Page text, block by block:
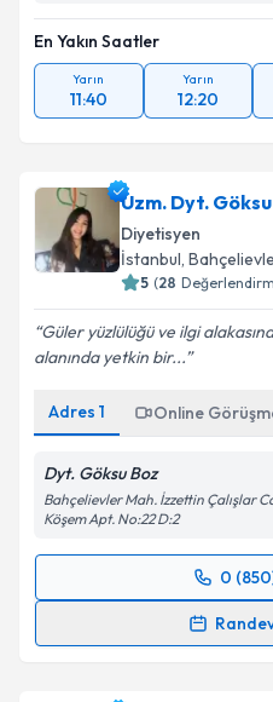
En Yakın Saatler
Yarın
11:40
Yarın
12:20
Uzm. Dyt.
Diyetisyen
İstanbul
5 (28
Güler yüzlülüğü ve ilgi
alanında yetkin bir...
Adres 1 Online
Dyt. Göksu Boz
Bahçelievler Mah. İzzettin Çalışlar
Köşem Apt. No:22 D:2
0
Randevu Takvimi